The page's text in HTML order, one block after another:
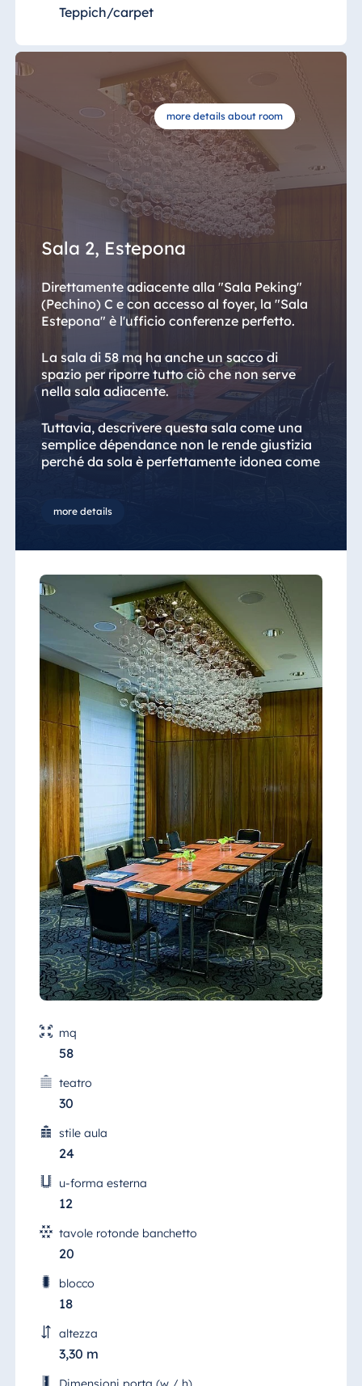
Teppich/carpet
more details about room
Sala 2, Estepona
Direttamente adiacente alla "Sala Peking"
(Pechino) C e con accesso al foyer, la "Sala
Estepona" è l'ufficio conferenze perfetto.
La sala di 58 mq ha anche un sacco di
spazio per riporre tutto ciò che non serve
nella sala adiacente.
Tuttavia, descrivere questa sala come una
semplice dépendance non le rende giustizia
perché da sola è perfettamente idonea come
location per riunioni e incontri, piccola ma
sala si è riusciti a fare molti progressi in
Se stai organizzando una piccola riunione o
una cena intima e non hai bisogno di un
grande palcoscenico, questa sala è la scelta
perfetta.
more details
mq
58
teatro
30
stile aula
24
u-forma esterna
12
tavole rotonde banchetto
20
blocco
18
altezza
3,30 m
Boardroom Cairo
Le sale "Kairo" (Cairo) e "Luxor" sono state
appositamente progettate per le riunioni dei
consigli di amministrazione o per trattative
importanti.